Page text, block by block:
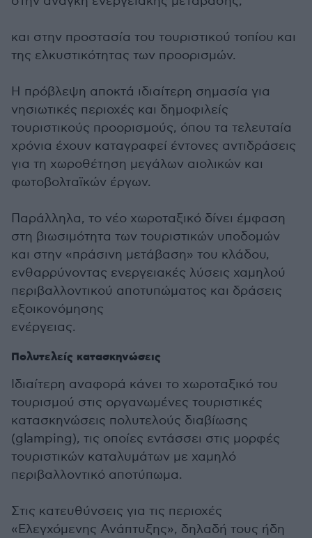
και στην προστασία του τουριστικού τοπίου και
της ελκυστικότητας των προορισμών.
Η πρόβλεψη αποκτά ιδιαίτερη σημασία για
νησιωτικές περιοχές και δημοφιλείς
τουριστικούς προορισμούς, όπου τα τελευταία
χρόνια έχουν καταγραφεί έντονες αντιδράσεις
για τη χωροθέτηση μεγάλων αιολικών και
φωτοβολταϊκών έργων.
Παράλληλα, το νέο χωροταξικό δίνει έμφαση
στη βιωσιμότητα των τουριστικών υποδομών
και στην «πράσινη μετάβαση» του κλάδου,
ενθαρρύνοντας ενεργειακές λύσεις χαμηλού
περιβαλλοντικού αποτυπώματος και δράσεις
εξοικονόμησης
ενέργειας.
Πολυτελείς κατασκηνώσεις
Ιδιαίτερη αναφορά κάνει το χωροταξικό του
τουρισμού στις οργανωμένες τουριστικές
κατασκηνώσεις πολυτελούς διαβίωσης
(glamping), τις οποίες εντάσσει στις μορφές
τουριστικών καταλυμάτων με χαμηλό
περιβαλλοντικό αποτύπωμα.
Στις κατευθύνσεις για τις περιοχές
«Ελεγχόμενης Ανάπτυξης», δηλαδή τους ήδη